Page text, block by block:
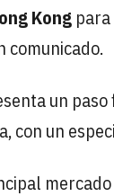
Kong
comunicado.
un
con un